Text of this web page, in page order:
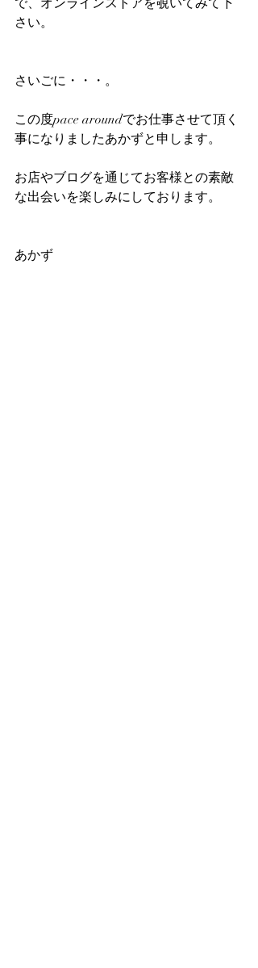
で、オンラインストアを覗いてみて下
さい。
さいごに・・・。
この度pace aroundでお仕事させて頂く
事になりましたあかずと申します。
お店やブログを通じてお客様との素敵
な出会いを楽しみにしております。
あかず